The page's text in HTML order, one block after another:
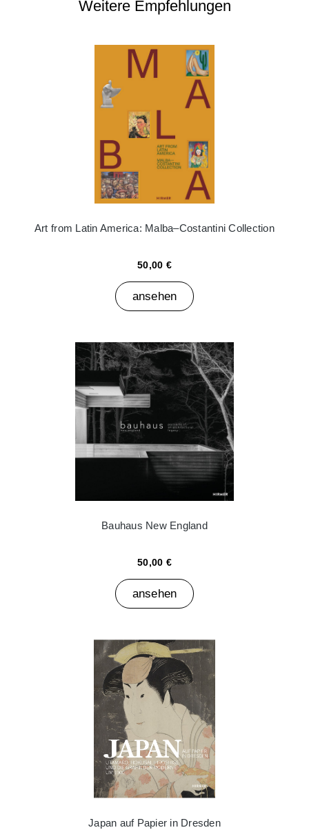
Weitere Empfehlungen
Art from Latin America: Malba–Costantini Collection
50,00 €
ansehen
Bauhaus New England
50,00 €
ansehen
Japan auf Papier in Dresden